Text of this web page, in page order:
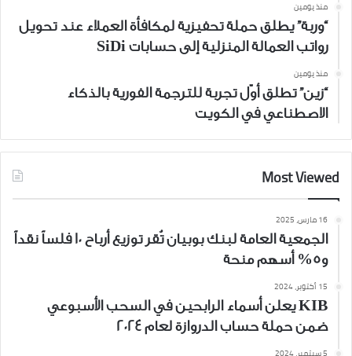
منذ يومين
“وربة” يطلق حملة تحفيزية لمكافأة العملاء عند تحويل
رواتب العمالة المنزلية إلى حسابات SiDi
منذ يومين
“زين” تطلق أوّل تجربة للترجمة الفورية بالذكاء
الاصطناعي في الكويت
Most Viewed
16 مارس، 2025
الجمعية العامة لبنك بوبيان تُقر توزيع أرباح 10 فلساً نقداً
و5% أسهم منحة
15 أكتوبر، 2024
KIB يعلن أسماء الرابحين في السحب الأسبوعي
ضمن حملة حساب الدروازة لعام 2024
5 سبتمبر، 2024